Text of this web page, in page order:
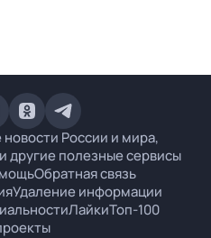
России и мира,
другие полезные сервисы
Обратная связь
Удаление информации
ЛайкиТоп-100